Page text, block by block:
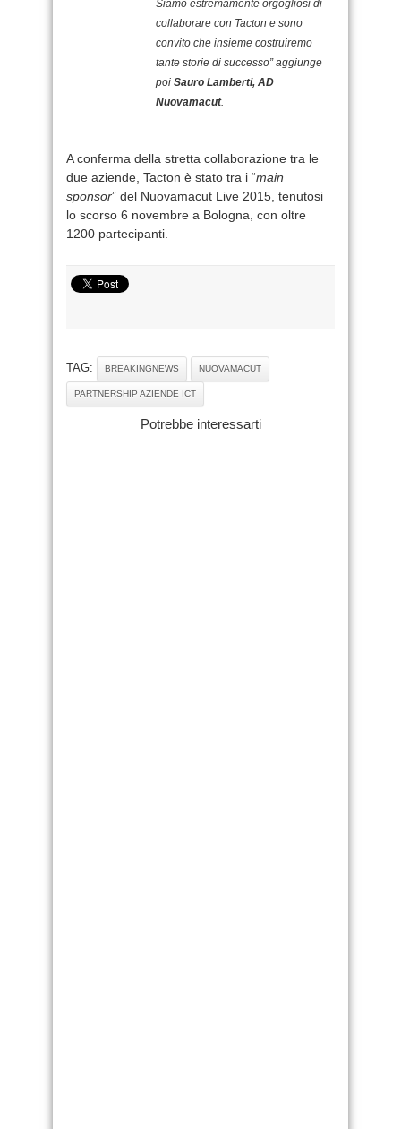
Siamo estremamente orgogliosi di
collaborare con Tacton e sono
convito che insieme costruiremo
tante storie di successo” aggiunge
poi Sauro Lamberti, AD
Nuovamacut.
A conferma della stretta collaborazione tra le
due aziende, Tacton è stato tra i “main
sponsor” del Nuovamacut Live 2015, tenutosi
lo scorso 6 novembre a Bologna, con oltre
1200 partecipanti.
TAG: BREAKINGNEWS NUOVAMACUT
PARTNERSHIP AZIENDE ICT
Potrebbe interessarti